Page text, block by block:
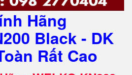
Hãng
Black - DK
Rất Cao